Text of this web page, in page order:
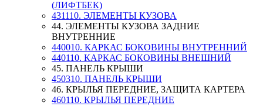
(ЛИФТБЕК)
431110. ЭЛЕМЕНТЫ КУЗОВА
44. ЭЛЕМЕНТЫ КУЗОВА ЗАДНИЕ
ВНУТРЕННИЕ
440010. КАРКАС БОКОВИНЫ ВНУТРЕННИЙ
440110. КАРКАС БОКОВИНЫ ВНЕШНИЙ
45. ПАНЕЛЬ КРЫШИ
450310. ПАНЕЛЬ КРЫШИ
46. КРЫЛЬЯ ПЕРЕДНИЕ, ЗАЩИТА КАРТЕРА
460110. КРЫЛЬЯ ПЕРЕДНИЕ